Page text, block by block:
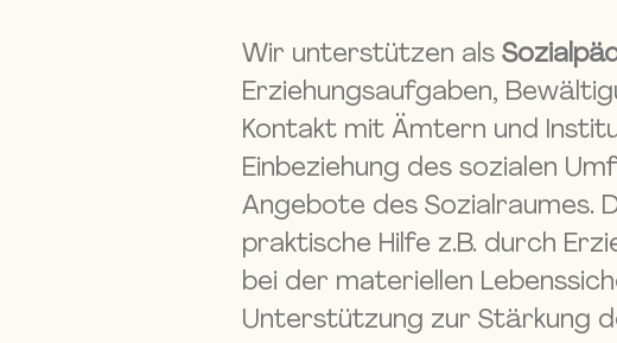
Wir unterstützen als
Erziehungsaufgaben,
Kontakt mit Ämtern und
Einbeziehung des sozialen
Angebote des Sozialraumes.
praktische Hilfe z.B. durch
bei der materiellen
Unterstützung zur Stärkung